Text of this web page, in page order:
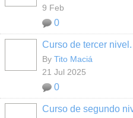
9 Feb
0
Curso de tercer
By Tito Maciá
21 Jul 2025
0
Curso de segundo